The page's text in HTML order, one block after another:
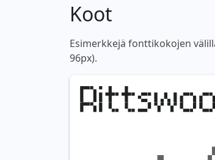
Koot
Esimerkkejä fonttikokojen
96px).